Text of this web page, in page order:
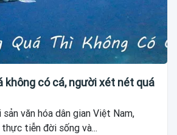
không có cá, người xét nét quá
văn hóa dân gian Việt Nam,
tiễn đời sống và...